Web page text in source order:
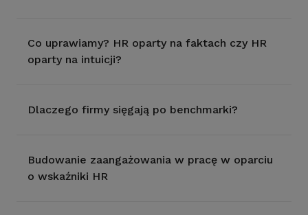
Co uprawiamy? HR oparty na faktach czy HR
oparty na intuicji?
Dlaczego firmy sięgają po benchmarki?
Budowanie zaangażowania w pracę w oparciu
o wskaźniki HR